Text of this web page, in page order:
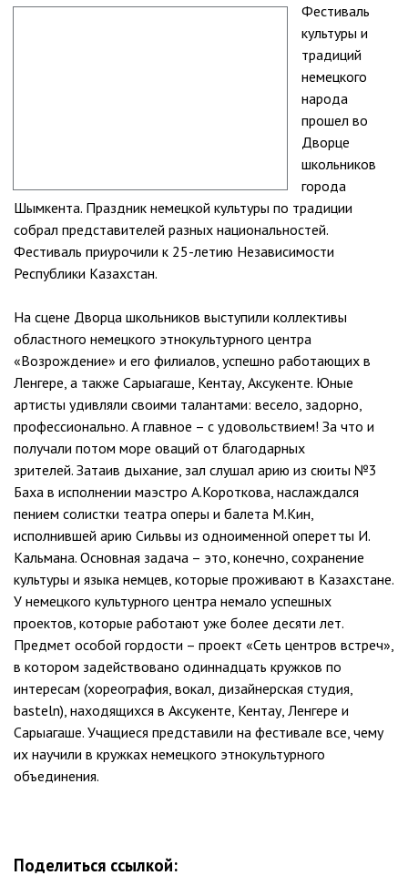
Фестиваль
культуры и
традиций
немецкого
народа
прошел во
Дворце
школьников
города
Шымкента. Праздник немецкой культуры по традиции
собрал представителей разных национальностей.
Фестиваль приурочили к 25-летию Независимости
Республики Казахстан.
На сцене Дворца школьников выступили коллективы
областного немецкого этнокультурного центра
«Возрождение» и его филиалов, успешно работающих в
Ленгере, а также Сарыагаше, Кентау, Аксукенте. Юные
артисты удивляли своими талантами: весело, задорно,
профессионально. А главное – с удовольствием! За что и
получали потом море оваций от благодарных
зрителей. Затаив дыхание, зал слушал арию из сюиты №3
Баха в исполнении маэстро А.Короткова, наслаждался
пением солистки театра оперы и балета М.Кин,
исполнившей арию Сильвы из одноименной оперетты И.
Кальмана. Основная задача – это, конечно, сохранение
культуры и языка немцев, которые проживают в Казахстане.
У немецкого культурного центра немало успешных
проектов, которые работают уже более десяти лет.
Предмет особой гордости – проект «Сеть центров встреч»,
в котором задействовано одиннадцать кружков по
интересам (хореография, вокал, дизайнерская студия,
basteln), находящихся в Аксукенте, Кентау, Ленгере и
Сарыагаше. Учащиеся представили на фестивале все, чему
их научили в кружках немецкого этнокультурного
объединения.
Поделиться ссылкой: